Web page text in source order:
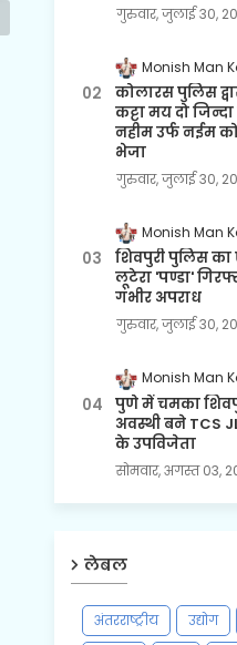
गुरुवार, जुलाई 30,
Monish Man
कोलारस पुलिस
कट्टा मय दो
नहीम उर्फ नईम
भेजा
गुरुवार, जुलाई 30,
Monish Man
शिवपुरी पुलिस
लूटेरा 'पण्डा'
गंभीर अपराध
गुरुवार, जुलाई 30,
Monish Man
पुणे में चमका
अवस्थी बने TCS
के उपविजेता
सोमवार, अगस्त 03,
लेबल
अंतरराष्ट्रीय उद्योग